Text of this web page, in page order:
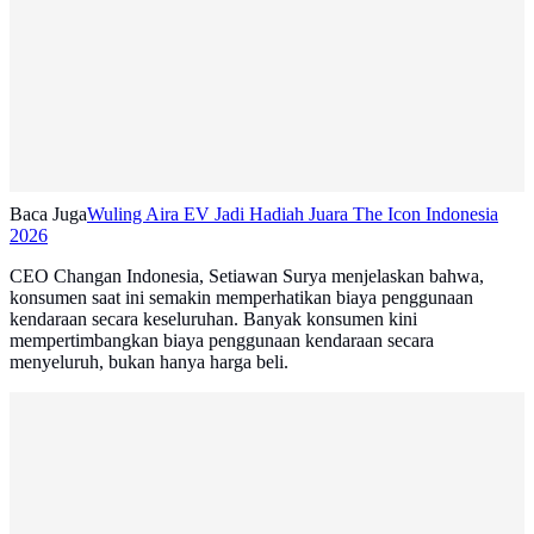
Baca JugaWuling Aira EV Jadi Hadiah Juara The Icon Indonesia
2026
CEO Changan Indonesia, Setiawan Surya menjelaskan bahwa,
konsumen saat ini semakin memperhatikan biaya penggunaan
kendaraan secara keseluruhan. Banyak konsumen kini
mempertimbangkan biaya penggunaan kendaraan secara
menyeluruh, bukan hanya harga beli.